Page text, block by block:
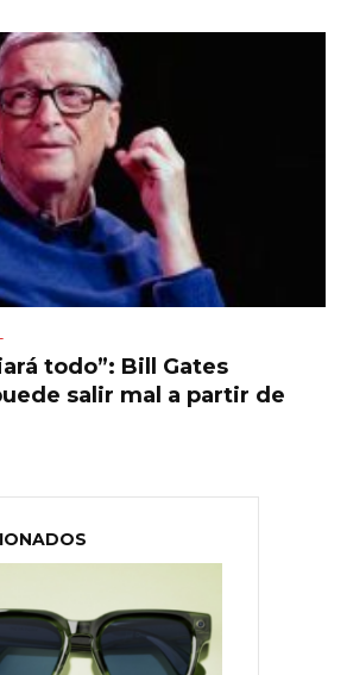
todo”: Bill Gates
salir mal a partir de